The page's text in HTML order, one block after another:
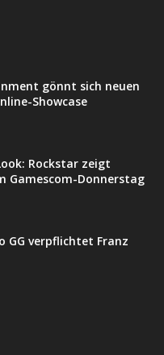
gönnt sich neuen
Showcase
Rockstar zeigt
Gamescom-Donnerstag
GG verpflichtet Franz